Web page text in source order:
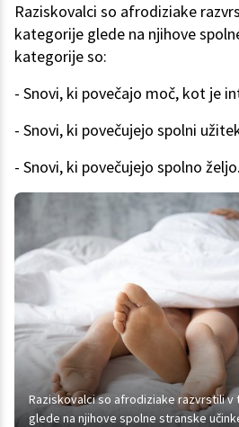
Raziskovalci so afrodiziake
kategorije glede na njihove
kategorije so:
- Snovi, ki povečajo moč, kot je
- Snovi, ki povečujejo spolni
- Snovi, ki povečujejo spolno željo.
Raziskovalci so afrodiziake razvrstili
glede na njihove spolne stranske